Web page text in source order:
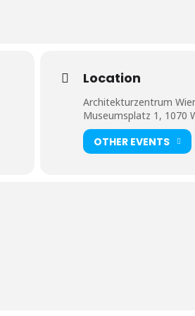
Location
Architekturzentrum
Museumsplatz 1, 1070
OTHER EVENTS